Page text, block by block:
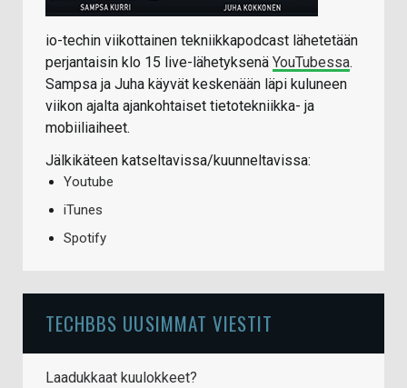
io-techin viikottainen tekniikkapodcast lähetetään
perjantaisin klo 15 live-lähetyksenä YouTubessa.
Sampsa ja Juha käyvät keskenään läpi kuluneen
viikon ajalta ajankohtaiset tietotekniikka- ja
mobiiliaiheet.
Jälkikäteen katseltavissa/kuunneltavissa:
Youtube
iTunes
Spotify
TECHBBS UUSIMMAT VIESTIT
Laadukkaat kuulokkeet?